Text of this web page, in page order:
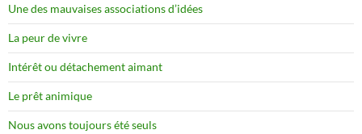
Une des mauvaises associations d’idées
La peur de vivre
Intérêt ou détachement aimant
Le prêt animique
Nous avons toujours été seuls